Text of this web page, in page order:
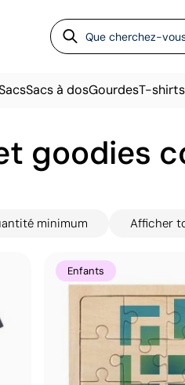
Sacs à dosGourdesT-shirts
goodies
minimum Afficher
Enfants